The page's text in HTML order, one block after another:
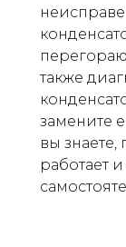
также
замените
вы
работает